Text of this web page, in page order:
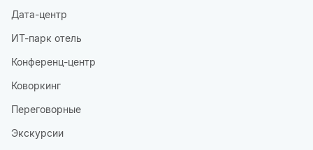
Дата-центр
ИТ-парк отель
Конференц-центр
Коворкинг
Переговорные
Экскурсии